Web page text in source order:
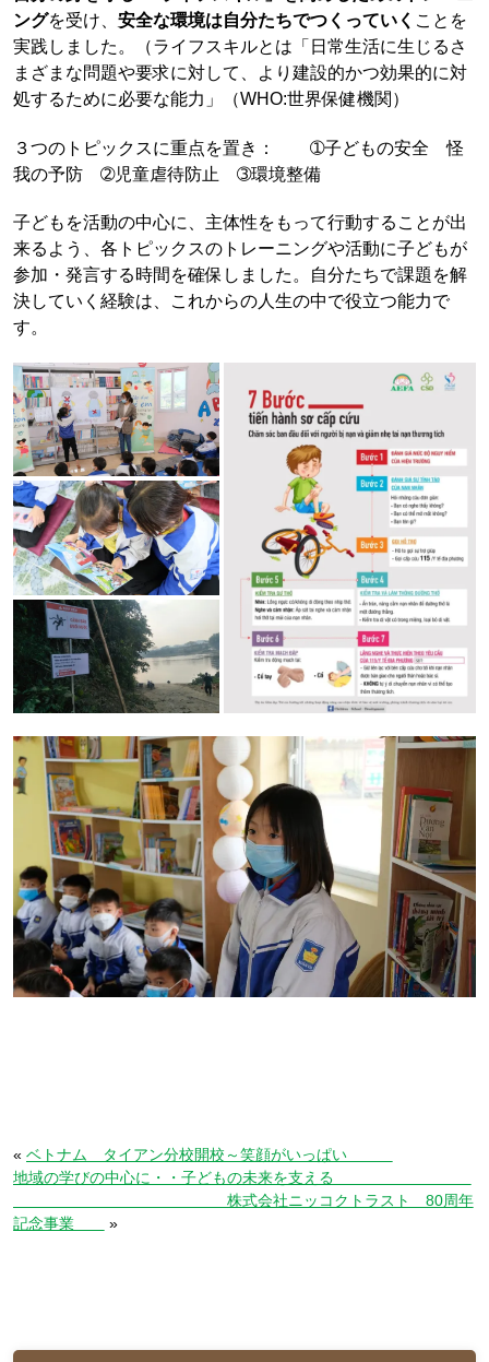
ングを受け、 安全な環境は自分たちでつくっていく ことを
実践しました。（ライフスキルとは「日常生活に生じるさ
まざまな問題や要求に対して、より建設的かつ効果的に対
処するために必要な能力」（WHO:世界保健機関）
３つのトピックスに重点を置き： ➀子どもの安全 怪
我の予防 ➁児童虐待防止 ➂環境整備
子どもを活動の中心に、主体性をもって行動することが出
来るよう、各トピックスのトレーニングや活動に子どもが
参加・発言する時間を確保しました。自分たちで課題を解
決していく経験は、これからの人生の中で役立つ能力で
す。
« ベトナム タイアン分校開校～笑顔がいっぱい
地域の学びの中心に・・子どもの未来を支える
株式会社ニッコクトラスト 80周年
記念事業
»